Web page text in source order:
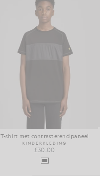
T-shirt met contrasterend paneel
KINDERKLEDING
£30.00